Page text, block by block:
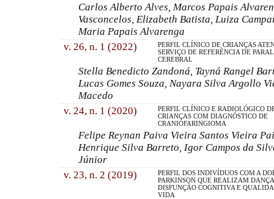
Carlos Alberto Alves, Marcos Papais
Vasconcelos, Elizabeth Batista, Luiza
Maria Papais Alvarenga
v. 26, n. 1 (2022)
PERFIL CLÍNICO DE CRIANÇAS
SERVIÇO DE REFERÊNCIA DE
CEREBRAL
Stella Benedicto Zandoná, Tayná Rangel
Lucas Gomes Souza, Nayara Silva Argollo
Macedo
v. 24, n. 1 (2020)
PERFIL CLÍNICO E RADIOLÓGICO
CRIANÇAS COM DIAGNÓSTICO DE
CRANIOFARINGIOMA
Felipe Reynan Paiva Vieira Santos Vieira
Henrique Silva Barreto, Igor Campos da
Júnior
v. 23, n. 2 (2019)
PERFIL DOS INDIVÍDUOS COM A
PARKINSON QUE REALIZAM
DISFUNÇÃO COGNITIVA E
VIDA